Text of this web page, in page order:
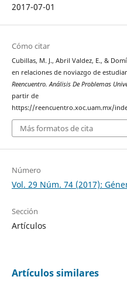
2017-07-01
Cómo citar
Cubillas, M. J., Abril Valdez, E., &
en relaciones de noviazgo de
Reencuentro. Análisis De Problemas
partir de
https://reencuentro.xoc.uam.mx/
Más formatos de cita
Número
Vol. 29 Núm. 74 (2017):
Sección
Artículos
Artículos similares